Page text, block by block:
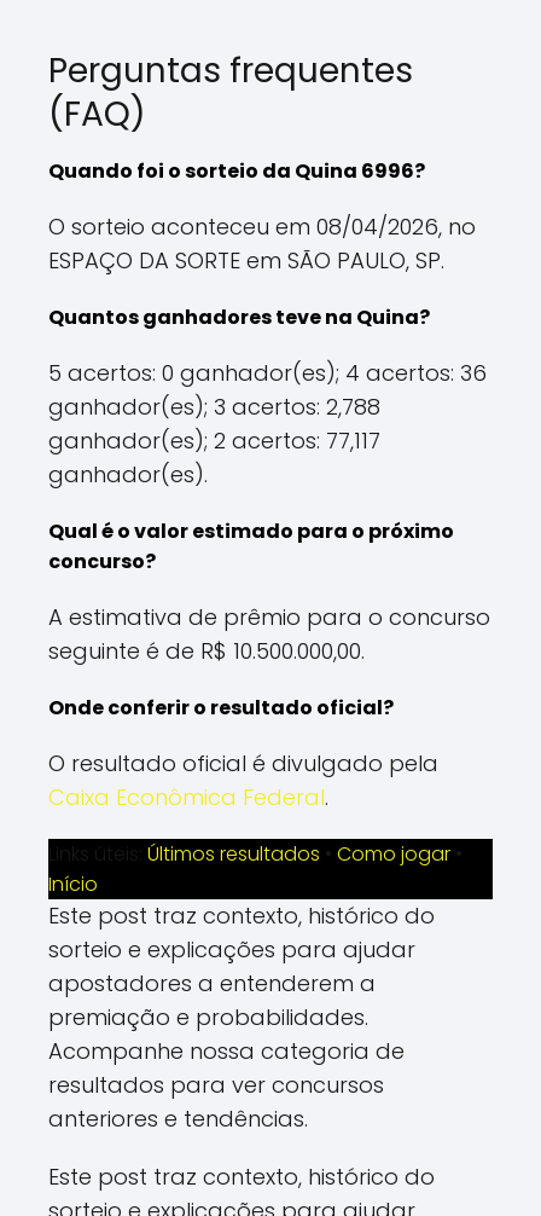
Perguntas frequentes
(FAQ)
Quando foi o sorteio da Quina 6996?
O sorteio aconteceu em 08/04/2026, no
ESPAÇO DA SORTE em SÃO PAULO, SP.
Quantos ganhadores teve na Quina?
5 acertos: 0 ganhador(es); 4 acertos: 36
ganhador(es); 3 acertos: 2,788
ganhador(es); 2 acertos: 77,117
ganhador(es).
Qual é o valor estimado para o próximo
concurso?
A estimativa de prêmio para o concurso
seguinte é de R$ 10.500.000,00.
Onde conferir o resultado oficial?
O resultado oficial é divulgado pela
Caixa Econômica Federal.
Links úteis: Últimos resultados • Como jogar •
Início
Este post traz contexto, histórico do
sorteio e explicações para ajudar
apostadores a entenderem a
premiação e probabilidades.
Acompanhe nossa categoria de
resultados para ver concursos
anteriores e tendências.
Este post traz contexto, histórico do